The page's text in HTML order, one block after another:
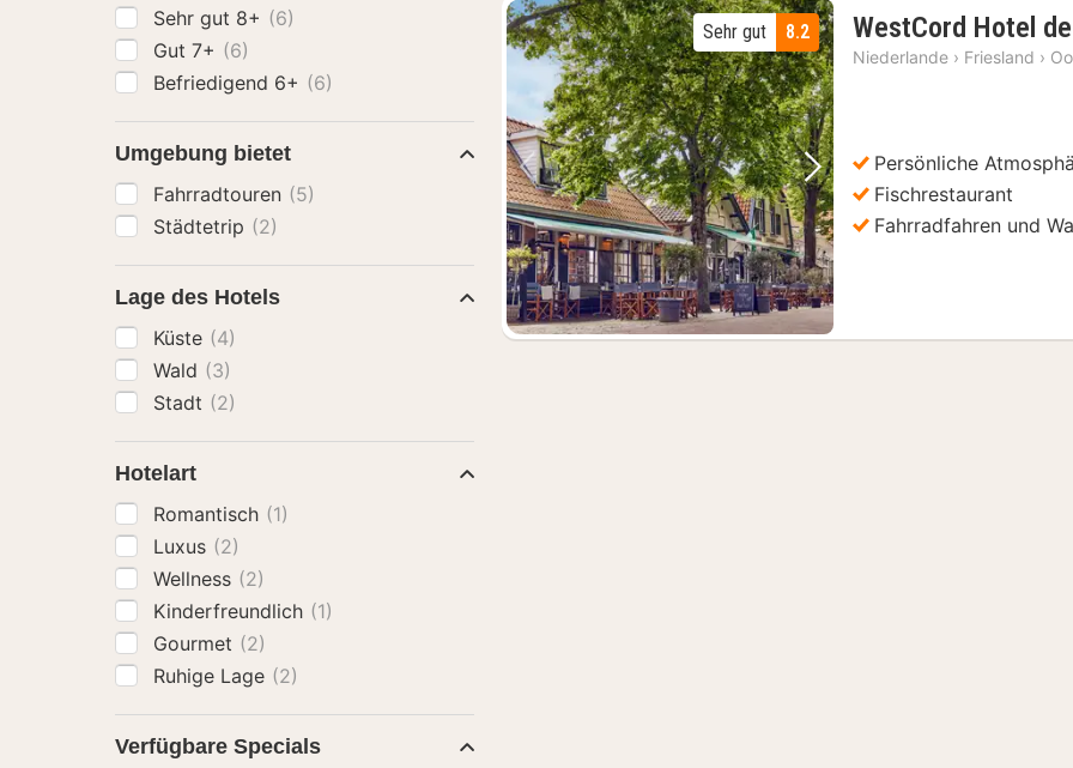
Vorheriges Bild Nächstes Bild
8.2
Sehr gut WestCord Hotel
Niederlande › Friesland ›
Persönliche
Fischrestaurant
Fahrradfahren und
Sehr gut 8+ (6)
Gut 7+ (6)
Befriedigend 6+ (6)
Umgebung bietet
Fahrradtouren (5)
Städtetrip (2)
Lage des Hotels
Küste (4)
Wald (3)
Stadt (2)
Hotelart
Romantisch (1)
Luxus (2)
Wellness (2)
Kinderfreundlich (1)
Gourmet (2)
Ruhige Lage (2)
Verfügbare Specials